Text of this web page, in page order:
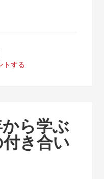
トする
ら学ぶ
き合い